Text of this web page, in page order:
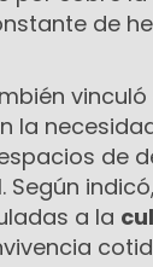
de
la
de
Según indicó,
a la